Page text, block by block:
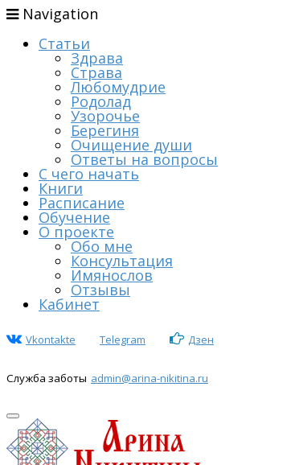
Navigation
Статьи
Здрава
Страва
Любомудрие
Родолад
Узорочье
Берегиня
Очищение души
Ответы на вопросы
С чего начать
Книги
Расписание
Обучение
О проекте
Обо мне
Консультация
Имянослов
Отзывы
Кабинет
Vkontakte Telegram Дзен
Служба заботы admin@arina-nikitina.ru